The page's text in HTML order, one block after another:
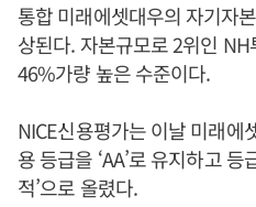
통합 미래에셋대우의 자기자
상된다. 자본규모로 2위인
46%가량 높은 수준이다.
NICE신용평가는 이날 미래에
용 등급을 ‘AA’로 유지하고 등
적’으로 올렸다.